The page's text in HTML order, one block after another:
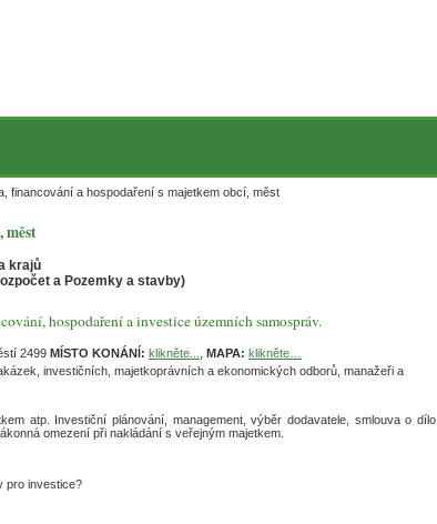
financování a hospodaření s majetkem obcí, měst
měst
krajů
a Pozemky a stavby)
hospodaření a investice územních samospráv.
2499 MÍSTO KONÁNÍ: klikněte... MAPA: klikněte…
investičních, majetkoprávních a ekonomických odborů, manažeři a
atp. Investiční plánování, management, výběr dodavatele, smlouva o dílo,
omezení při nakládání s veřejným majetkem.
pro investice?